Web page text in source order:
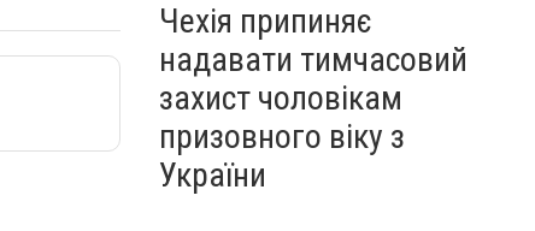
Чехія припиняє
надавати тимчасовий
захист чоловікам
призовного віку з
України